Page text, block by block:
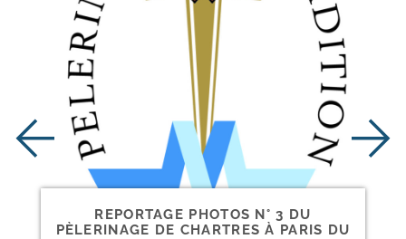
REPORTAGE PHOTOS N° 3 DU
PÈLERINAGE DE CHARTRES À PARIS DU